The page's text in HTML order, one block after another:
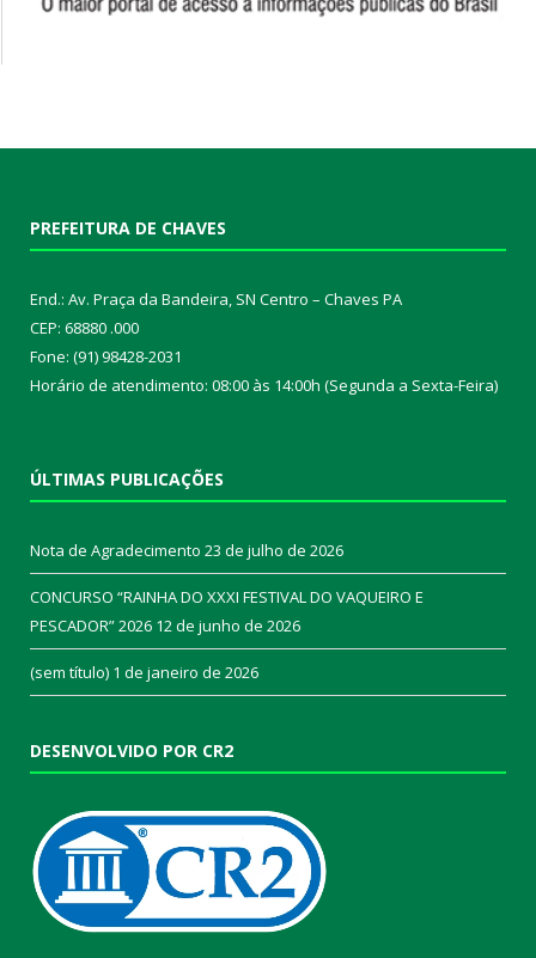
PREFEITURA DE CHAVES
End.: Av. Praça da Bandeira, SN Centro – Chaves PA
CEP: 68880 .000
Fone: (91) 98428-2031
Horário de atendimento: 08:00 às 14:00h (Segunda a Sexta-Feira)
ÚLTIMAS PUBLICAÇÕES
Nota de Agradecimento 23 de julho de 2026
CONCURSO “RAINHA DO XXXI FESTIVAL DO VAQUEIRO E
PESCADOR” 2026 12 de junho de 2026
(sem título) 1 de janeiro de 2026
DESENVOLVIDO POR CR2